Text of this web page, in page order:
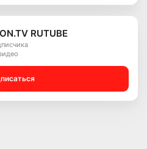
RUTUBE